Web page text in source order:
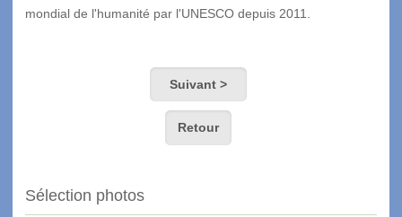
mondial de l'humanité par l'UNESCO depuis 2011.
Suivant >
Retour
Sélection photos